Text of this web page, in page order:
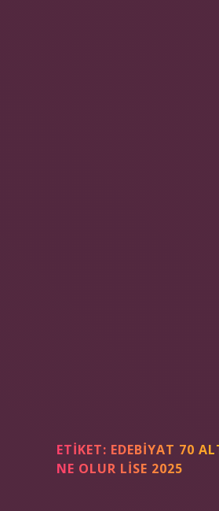
ETIKET: EDEBIYAT 70
NE OLUR LISE 2025